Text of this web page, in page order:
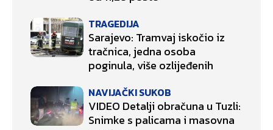
TRAGEDIJA
Sarajevo: Tramvaj iskočio iz
tračnica, jedna osoba
poginula, više ozlijeđenih
NAVIJAČKI SUKOB
VIDEO Detalji obračuna u Tuzli:
Snimke s palicama i masovna